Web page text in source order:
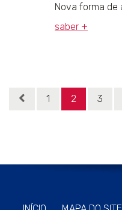
Nova forma de
saber +
1 2 3